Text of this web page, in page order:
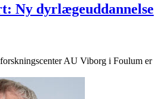
Ny dyrlægeuddannelse
AU Viborg i Foulum er